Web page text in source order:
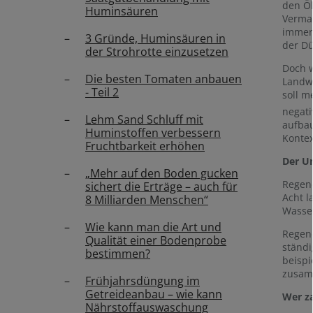
Huminsäuren
3 Gründe, Huminsäuren in
der Strohrotte einzusetzen
Die besten Tomaten anbauen
- Teil 2
Lehm Sand Schluff mit
Huminstoffen verbessern
Fruchtbarkeit erhöhen
„Mehr auf den Boden gucken
sichert die Erträge – auch für
8 Milliarden Menschen“
Wie kann man die Art und
Qualität einer Bodenprobe
bestimmen?
Frühjahrsdüngung im
Getreideanbau – wie kann
Nährstoffauswaschung
den
der
Doch
soll
Der
Acht
Wer